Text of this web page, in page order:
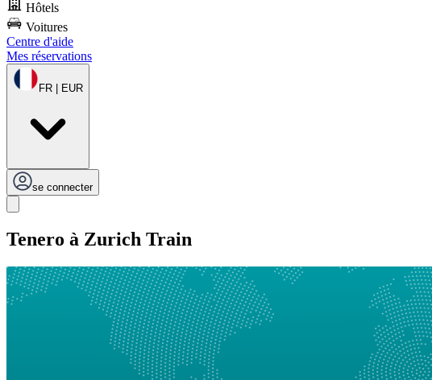
Hôtels
Voitures
Centre d'aide
Mes réservations
FR | EUR
se connecter
Tenero à Zurich Train